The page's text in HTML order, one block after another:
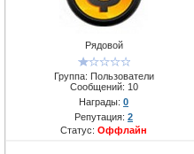
Рядовой
Группа: Пользователи
Сообщений: 10
Награды: 0
Репутация: 2
Статус: Оффлайн